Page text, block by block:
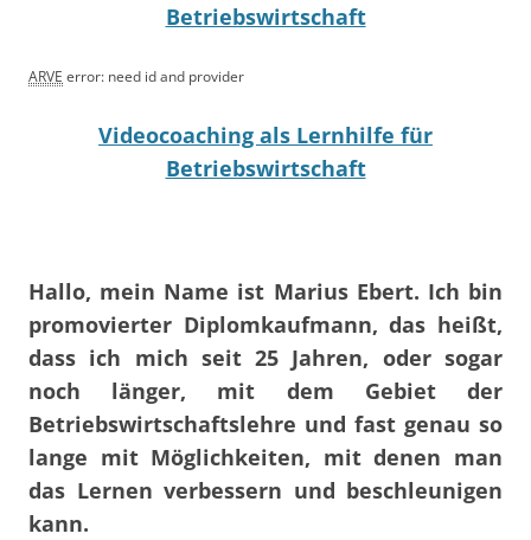
Betriebswirtschaft
ARVE error: need id and provider
Videocoaching als Lernhilfe für
Betriebswirtschaft
Hallo, mein Name ist Marius Ebert. Ich bin
promovierter Diplomkaufmann, das heißt,
dass ich mich seit 25 Jahren, oder sogar
noch länger, mit dem Gebiet der
Betriebswirtschaftslehre und fast genau so
lange mit Möglichkeiten, mit denen man
das Lernen verbessern und beschleunigen
kann.